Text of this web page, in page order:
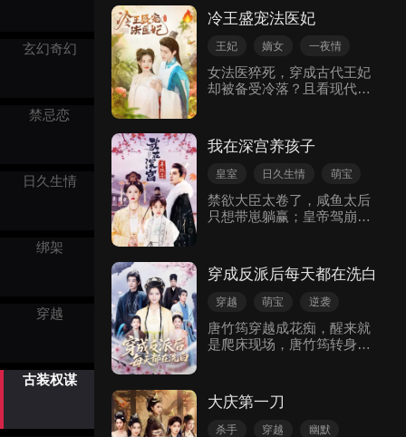
玄幻奇幻
禁忌恋
日久生情
绑架
穿越
古装权谋
暗棋，誓要向慕容晟睿讨回
血债。一个重生复仇、权谋
博弈与家国天下交织的故事
就此展开。
离、臭名昭著的下场。为收
拾穿越女留下的烂摊子，她
开始挽回名声、打脸反派、
葬场。最终误会解除，她和
丈夫破镜重圆，提起长樱
冷王盛宠法医妃
王妃 嫡女
一夜情
穿越
宫斗
古代言情
古装权谋
女法医猝死，穿成古代王妃
却被备受冷落？且看现代独
我在深宫养孩子
皇室 日久生情
萌宝
古装权谋
古代言情
禁欲大臣太卷了，咸鱼太后
只想带崽躺赢；皇帝驾崩，
辅政大臣的秦墨寒帮助苏清
禾化险为夷，二人在次次危
机不禁心生情愫……
穿成反派后每天都在洗白
穿越 萌宝
逆袭
宫斗
古装权谋
古代言情
唐竹筠穿越成花痴，醒来就
是爬床现场，唐竹筠转身就
状元，儿子还是状元，她可
以横着走，还需要什么男
人？于是唐竹筠开始专心搞
大庆第一刀
杀手 穿越
幽默